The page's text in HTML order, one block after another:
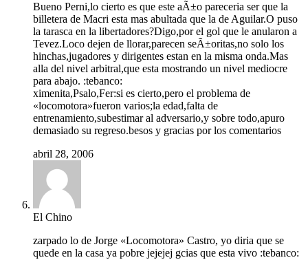
Bueno Perni,lo cierto es que este aÃ±o pareceria ser que la
billetera de Macri esta mas abultada que la de Aguilar.O puso
la tarasca en la libertadores?Digo,por el gol que le anularon a
Tevez.Loco dejen de llorar,parecen seÃ±oritas,no solo los
hinchas,jugadores y dirigentes estan en la misma onda.Mas
alla del nivel arbitral,que esta mostrando un nivel mediocre
para abajo. :tebanco:
ximenita,Psalo,Fer:si es cierto,pero el problema de
«locomotora»fueron varios;la edad,falta de
entrenamiento,subestimar al adversario,y sobre todo,apuro
demasiado su regreso.besos y gracias por los comentarios
abril 28, 2006
El Chino
zarpado lo de Jorge «Locomotora» Castro, yo diria que se
quede en la casa ya pobre jejejej gcias que esta vivo :tebanco: